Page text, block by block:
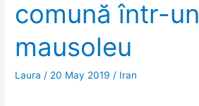
Islamice
comună într-un
mausoleu
Laura/ 20 May 2019/ Iran